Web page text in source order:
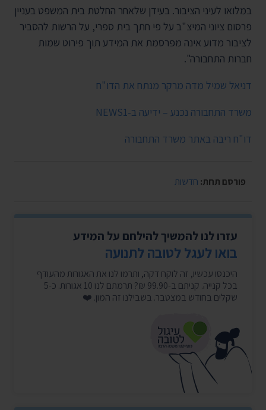
במלואו לעיני הציבור. בעידן שלאחר החלטת בית המשפט בעניין
פרסום ציוני המיצ"ב על פי חתך בית ספרי, על הרשות להסביר
לציבור מדוע אינה מפרסמת את המידע תוך פירוט שמות
חברות התחבורה".
דניאל שמיל מדה מרקר מנתח את הדו"ח
משרד התחבורה נכנע – ידיעה ב-NEWS1
דו"ח ריבה באתר משרד התחבורה
פורסם תחת: חדשות
עזרו לנו להמשיך להילחם על המידע
בואו לעגל לטובה לתנועה
היכנסו עכשיו, זה לוקח דקה, ותרמו לנו את האגורות מהעודף
בכל קנייה. קניתם ב-99.90 ₪? תרמתם לנו 10 אגורות. כ-5
שקלים בחודש במצטבר. בשבילנו זה המון. ❤️